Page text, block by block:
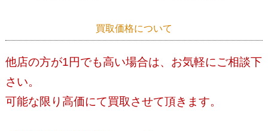
買取価格について
他店の方が1円でも高い場合は、お気軽にご相談下
さい。
可能な限り高価にて買取させて頂きます。